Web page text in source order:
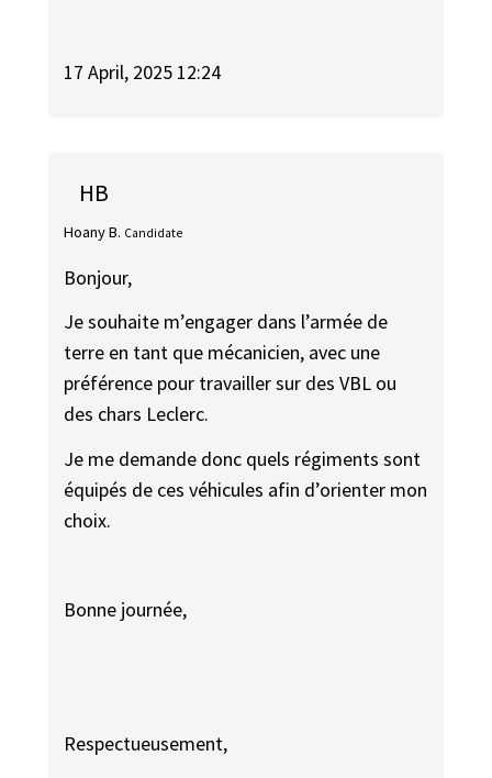
17 April, 2025 12:24
HB
Hoany B. Candidate
Bonjour,
Je souhaite m’engager dans l’armée de
terre en tant que mécanicien, avec une
préférence pour travailler sur des VBL ou
des chars Leclerc.
Je me demande donc quels régiments sont
équipés de ces véhicules afin d’orienter mon
choix.
Bonne journée,
Respectueusement,